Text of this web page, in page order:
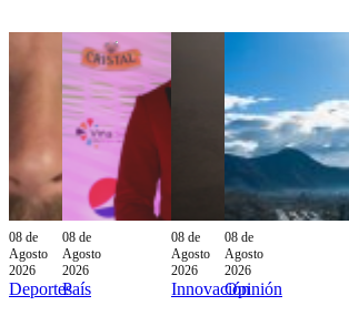
08 de
Agosto
2026
Deportes
08 de
Agosto
2026
País
08 de
Agosto
2026
Innovación
08 de
Agosto
2026
Opinión